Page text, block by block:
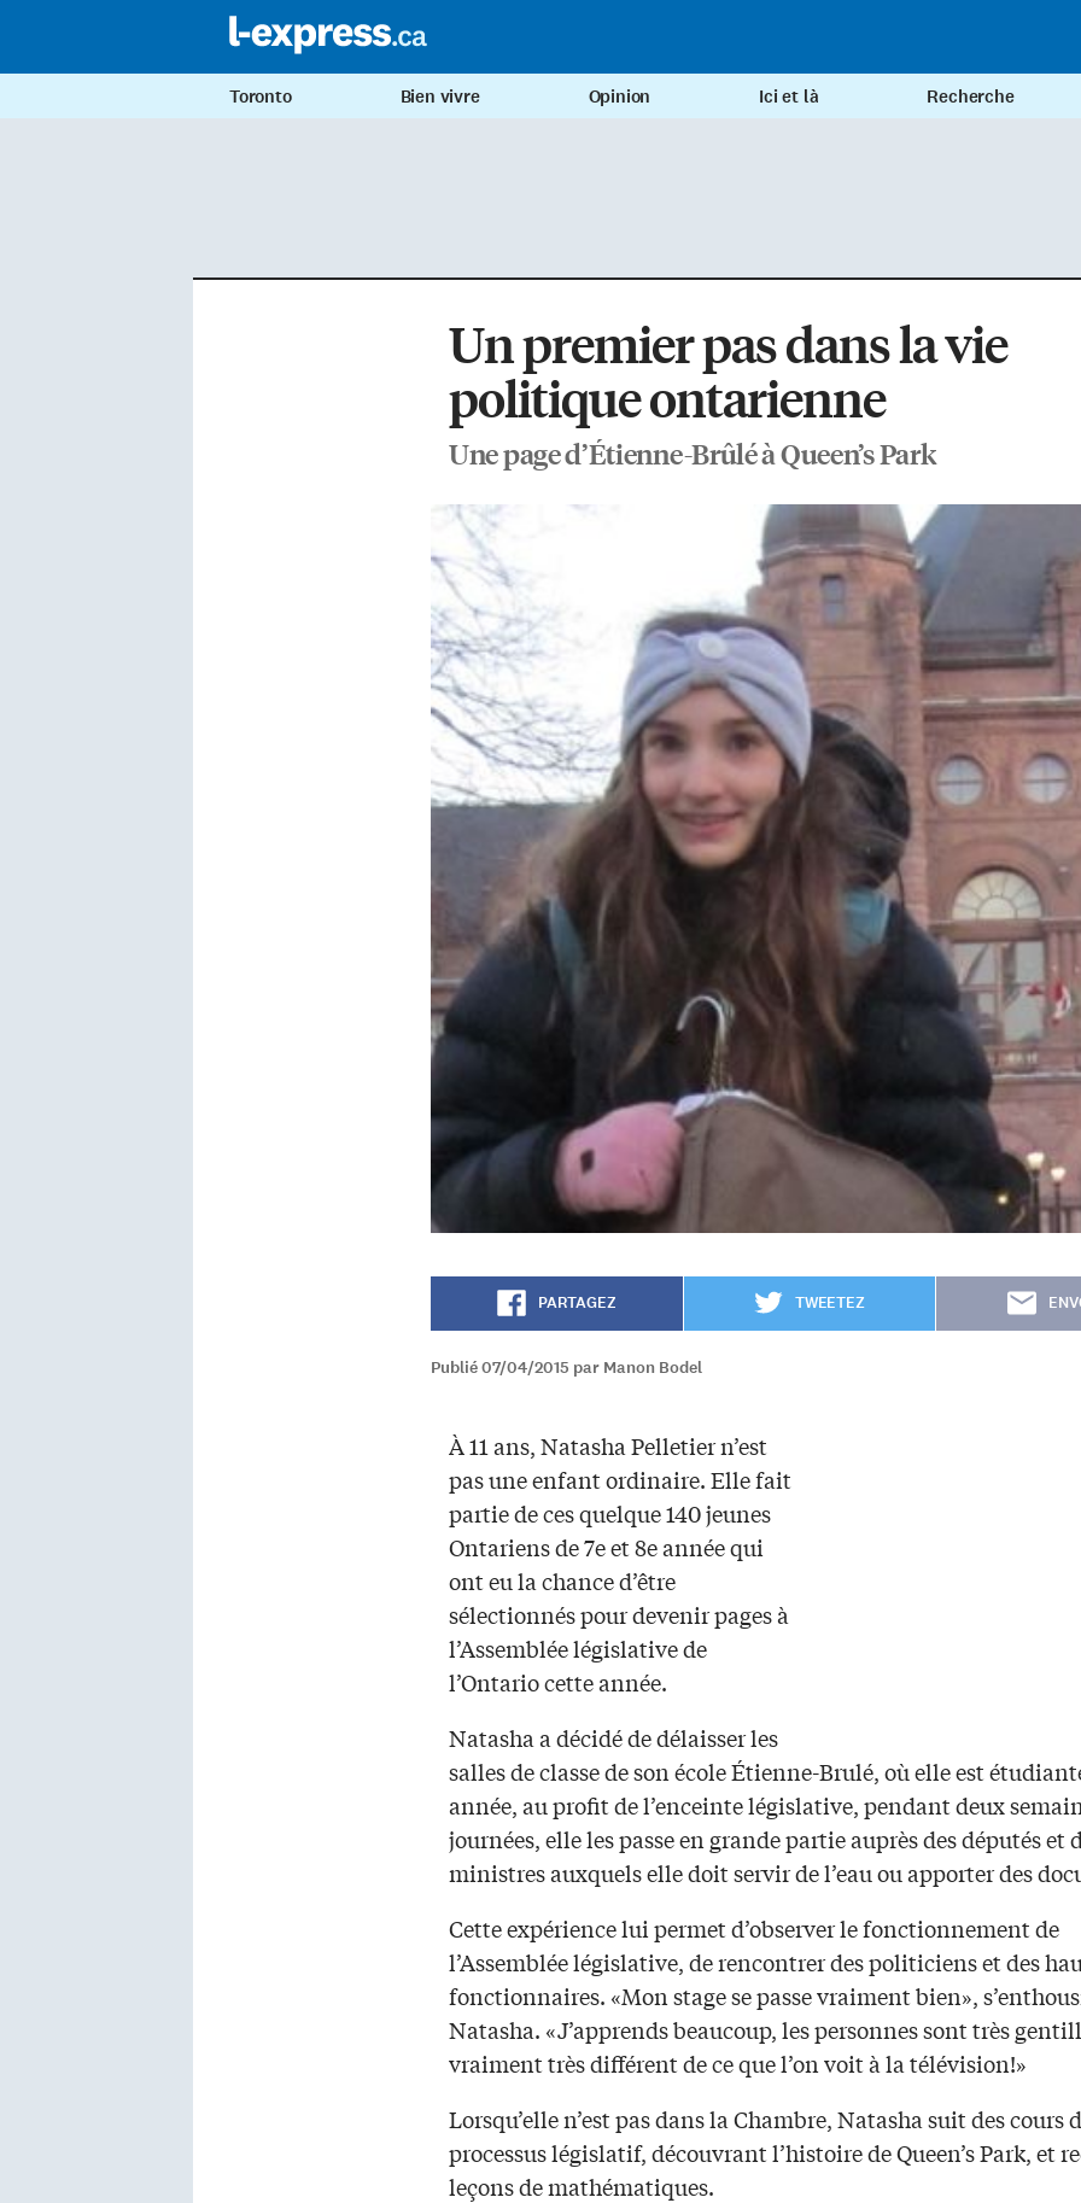
Toronto Bien vivre Opinion Ici et là Recherche
Un premier pas dans la vie
politique ontarienne
Une page d’Étienne-Brûlé à Queen’s Park
PARTAGEZ TWEETEZ
Publié 07/04/2015 par Manon Bodel
À 11 ans, Natasha Pelletier n’est
pas une enfant ordinaire. Elle fait
partie de ces quelque 140 jeunes
Ontariens de 7e et 8e année qui
ont eu la chance d’être
sélectionnés pour devenir pages à
l’Assemblée législative de
l’Ontario cette année.
Natasha a décidé de délaisser les
salles de classe de son école Étienne-Brulé, où elle est
année, au profit de l’enceinte législative, pendant deux
journées, elle les passe en grande partie auprès des députés et
ministres auxquels elle doit servir de l’eau ou apporter des
Cette expérience lui permet d’observer le fonctionnement de
l’Assemblée législative, de rencontrer des politiciens et des
fonctionnaires. «Mon stage se passe vraiment bien»,
Natasha. «J’apprends beaucoup, les personnes sont très
vraiment très différent de ce que l’on voit à la télévision!»
Lorsqu’elle n’est pas dans la Chambre, Natasha suit des cours
processus législatif, découvrant l’histoire de Queen’s Park, et
leçons de mathématiques.